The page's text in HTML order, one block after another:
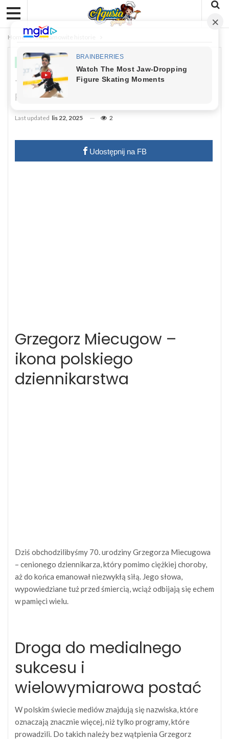
Home Niesamowite historie
NIESAMOWITE HISTORIE
To Grzegorz Miecugow Powiedział
Przed Śmiercią. Dziś Skończyłby 70 Lat
Last updated lis 22, 2025 2
Udostępnij na FB
Grzegorz Miecugow –
ikona polskiego
dziennikarstwa
Dziś obchodzilibyśmy 70. urodziny Grzegorza Miecugowa
– cenionego dziennikarza, który pomimo ciężkiej choroby,
aż do końca emanował niezwykłą siłą. Jego słowa,
wypowiedziane tuż przed śmiercią, wciąż odbijają się echem
w pamięci wielu.
Droga do medialnego
sukcesu i
wielowymiarowa postać
W polskim świecie mediów znajdują się nazwiska, które
oznaczają znacznie więcej, niż tylko programy, które
prowadzili. Do takich należy bez wątpienia Grzegorz